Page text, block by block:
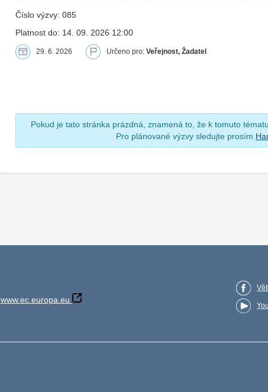
Číslo výzvy: 085
Platnost do: 14. 09. 2026 12:00
29. 6. 2026 Určeno pro:Veřejnost, Žadatel
Pokud je tato stránka prázdná, znamená to, že k tomuto
Pro plánované výzvy sledujte prosím
www.ec.europa.eu